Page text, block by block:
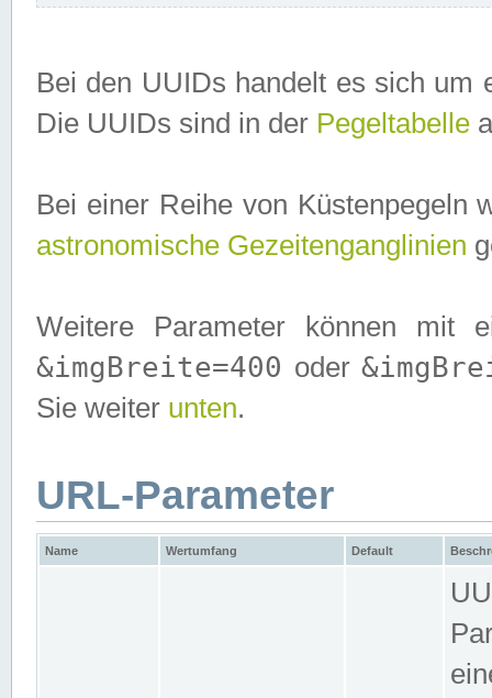
Bei den UUIDs handelt es sich um
Die UUIDs sind in der Pegeltabelle
Bei einer Reihe von Küstenpegeln
astronomische Gezeitenganglinien
Weitere Parameter können mit
&imgBreite=400 oder
Sie weiter unten.
URL-Parameter
Name Wertumfang Default